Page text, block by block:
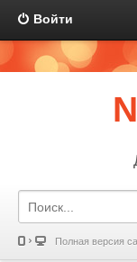
Войти
Полная версия